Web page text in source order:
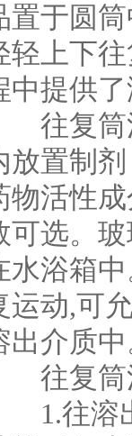
置于圆
轻上下
中提供
往复筒法
放置制
物活性
可选。
水浴箱
运动,可
出介质
往复筒
1.往溶出